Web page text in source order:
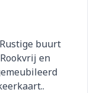
buurt
en